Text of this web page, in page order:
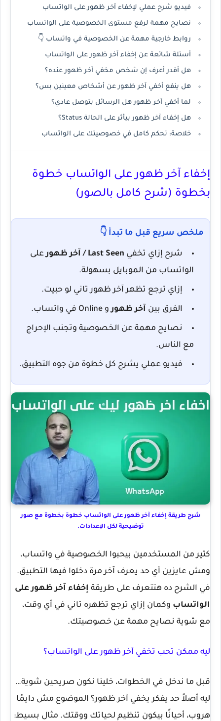
فيديو شرح عملي لإخفاء آخر ظهور على الواتساب
نصايح مهمة لرفع مستوى الخصوصية على الواتساب
روابط خارجية مهمة عن الخصوصية في واتساب 👇
أسئلة شائعة عن إخفاء آخر ظهور على الواتساب
هل أقدر أعرف إن شخص مخفي آخر ظهور عنده؟
هل ينفع أخفي آخر ظهور عن أشخاص معينين بس؟
لما أخفي آخر ظهور هل الرسائل بتوصل عادي؟
هل إخفاء آخر ظهور بيأثر على الحالة Status؟
خلاصة: تحكم كامل في خصوصيتك على الواتساب
إخفاء آخر ظهور على الواتساب خطوة
بخطوة (شرح كامل بالصور)
ملخص سريع قبل ما تبدأ 👇
شرح إزاي تخفي Last Seen / آخر ظهور
على
الواتساب من الموبايل بسهولة.
إزاي ترجع تظهر آخر ظهور تاني لو حبيت.
الفرق بين آخر ظهورو Online في واتساب.
نصايح مهمة عن الخصوصية وتجنب الإحراج
مع الناس.
فيديو عملي يشرح كل خطوة من جوه التطبيق.
شرح طريقة إخفاء آخر ظهور على الواتساب خطوة بخطوة مع صور
توضيحية لكل الإعدادات.
كتير من المستخدمين بيحبوا الخصوصية في واتساب،
ومش عايزين أي حد يعرف آخر مرة دخلوا فيها التطبيق.
في الشرح ده هتتعرف على طريقة إخفاء آخر ظهور على
الواتساب وكمان إزاي ترجع تظهره تاني في أي وقت،
مع شوية نصايح مهمة عن خصوصيتك.
ليه ممكن تحب تخفي آخر ظهور على الواتساب؟
قبل ما ندخل في الخطوات، خلينا نكون صريحين شوية…
ليه أصلاً حد يفكر يخفي آخر ظهور؟ الموضوع مش دايمًا
هروب، أحيانًا بيكون تنظيم لحياتك ووقتك. مثال بسيط: